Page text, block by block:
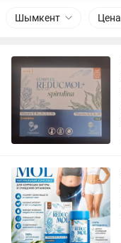
Шымкент Цена